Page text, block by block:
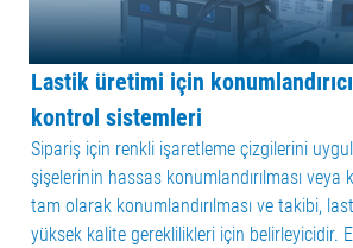
Firma
Lastik üretimi için
kontrol sistemleri
Sipariş için renkli işaretleme çizgilerini
şişelerinin hassas konumlandırılması veya
tam olarak konumlandırılması ve takibi,
yüksek kalite gereklilikleri için belirleyicidir.